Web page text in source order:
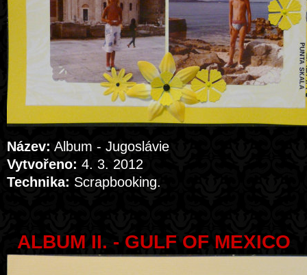
Název: Album - Jugoslávie
Vytvořeno: 4. 3. 2012
Technika: Scrapbooking.
ALBUM II. - GULF OF MEXICO